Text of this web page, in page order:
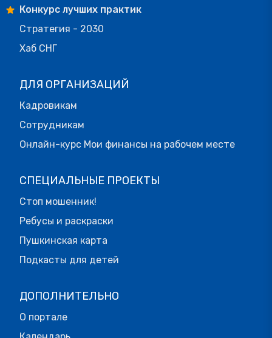
Конкурс лучших практик
Стратегия - 2030
Хаб СНГ
ДЛЯ ОРГАНИЗАЦИЙ
Кадровикам
Сотрудникам
Онлайн-курс Мои финансы на рабочем месте
СПЕЦИАЛЬНЫЕ ПРОЕКТЫ
Стоп мошенник!
Ребусы и раскраски
Пушкинская карта
Подкасты для детей
ДОПОЛНИТЕЛЬНО
О портале